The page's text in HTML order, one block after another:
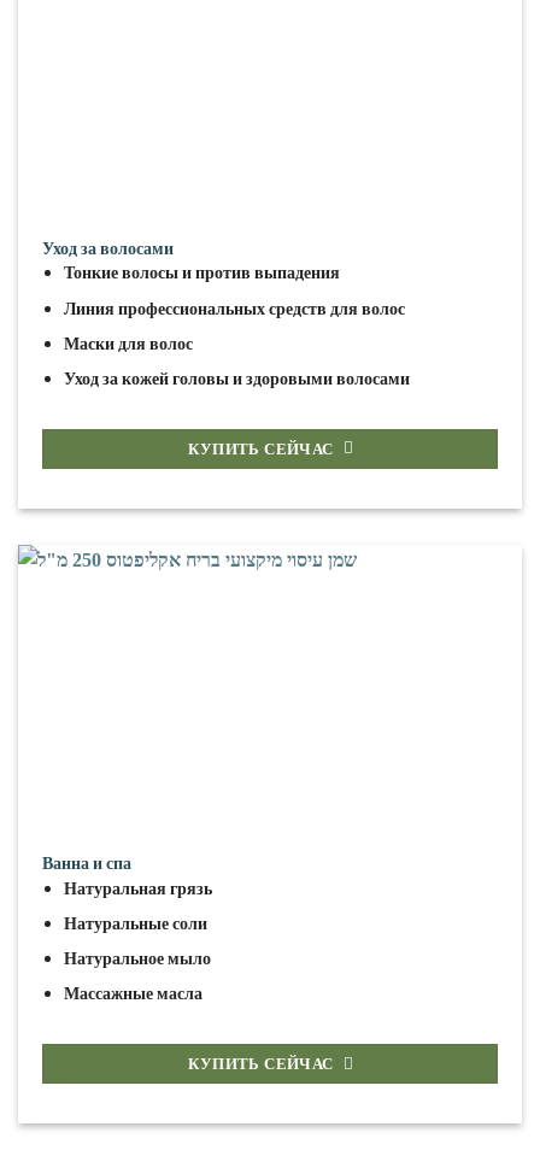
Уход за волосами
Тонкие волосы и против выпадения
Линия профессиональных средств для волос
Маски для волос
Уход за кожей головы и здоровыми волосами
КУПИТЬ СЕЙЧАС
Ванна и спа
Натуральная грязь
Натуральные соли
Натуральное мыло
Массажные масла
КУПИТЬ СЕЙЧАС